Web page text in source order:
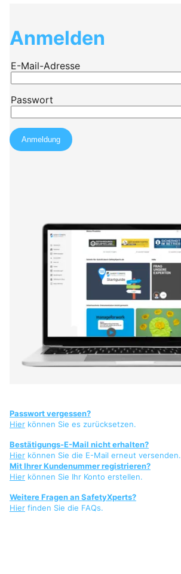
Anmelden
Passwort vergessen?
Hier können Sie es zurücksetzen.
Bestätigungs-E-Mail nicht erhalten?
Hier können Sie die E-Mail erneut versenden.
Mit Ihrer Kundenummer registrieren?
Hier können Sie Ihr Konto erstellen.
Weitere Fragen an SafetyXperts?
Hier finden Sie die FAQs.